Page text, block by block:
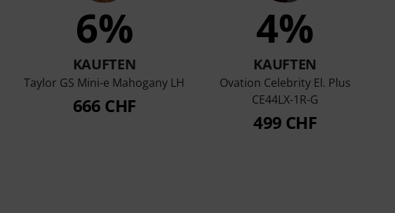
6%
KAUFTEN
Taylor GS Mini-e Mahogany LH
666 CHF
4%
KAUFTEN
Ovation Celebrity El. Plus
CE44LX-1R-G
499 CHF